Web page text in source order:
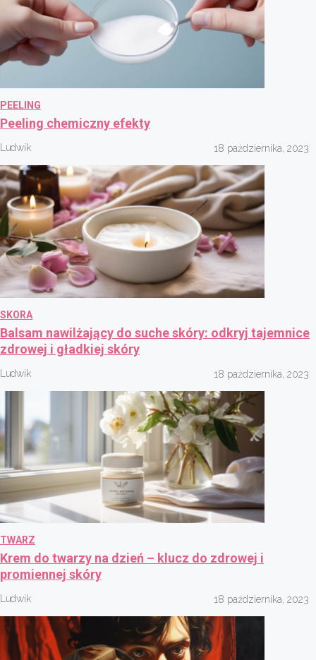
PEELING
Peeling chemiczny efekty
Ludwik 18 października, 2023
SKORA
Balsam nawilżający do suche skóry: odkryj tajemnice
zdrowej i gładkiej skóry
Ludwik 18 października, 2023
TWARZ
Krem do twarzy na dzień – klucz do zdrowej i
promiennej skóry
Ludwik 18 października, 2023